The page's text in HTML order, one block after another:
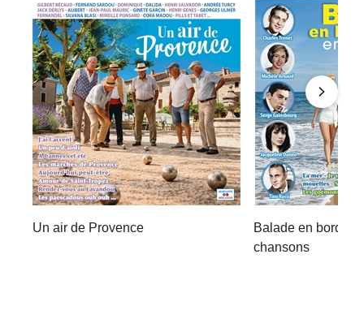
Un air de Provence
Balade en bord de
chansons